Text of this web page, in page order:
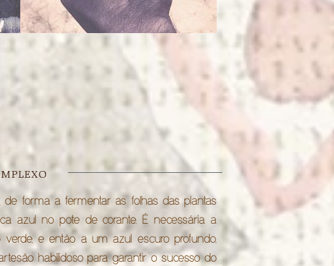
de forma a fermentar as folhas das plantas
azul no pote de corante. É necessária a
e então a um azul escuro profundo,
habilidoso para garantir o sucesso do